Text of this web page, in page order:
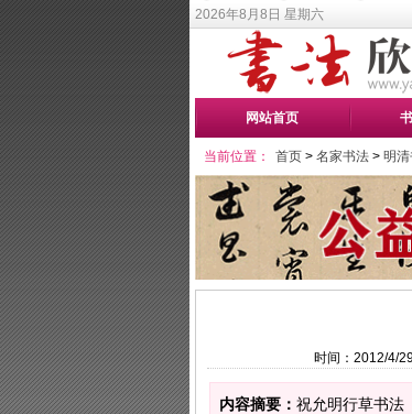
2026年8月8日 星期六
网站首页
当前位置： 首页 > 名家书法 > 明清
时间：2012/4/
内容摘要： 祝允明行草书法